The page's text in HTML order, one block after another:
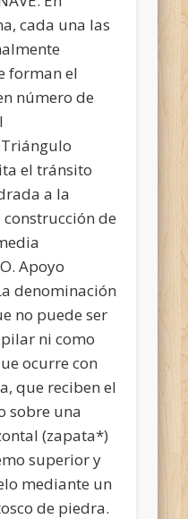
cada una las
forman el
número de
Triángulo
el tránsito
a la
de
Apoyo
denominación
no puede ser
ni como
ocurre con
que reciben el
sobre una
(zapata*)
superior y
mediante un
de piedra.